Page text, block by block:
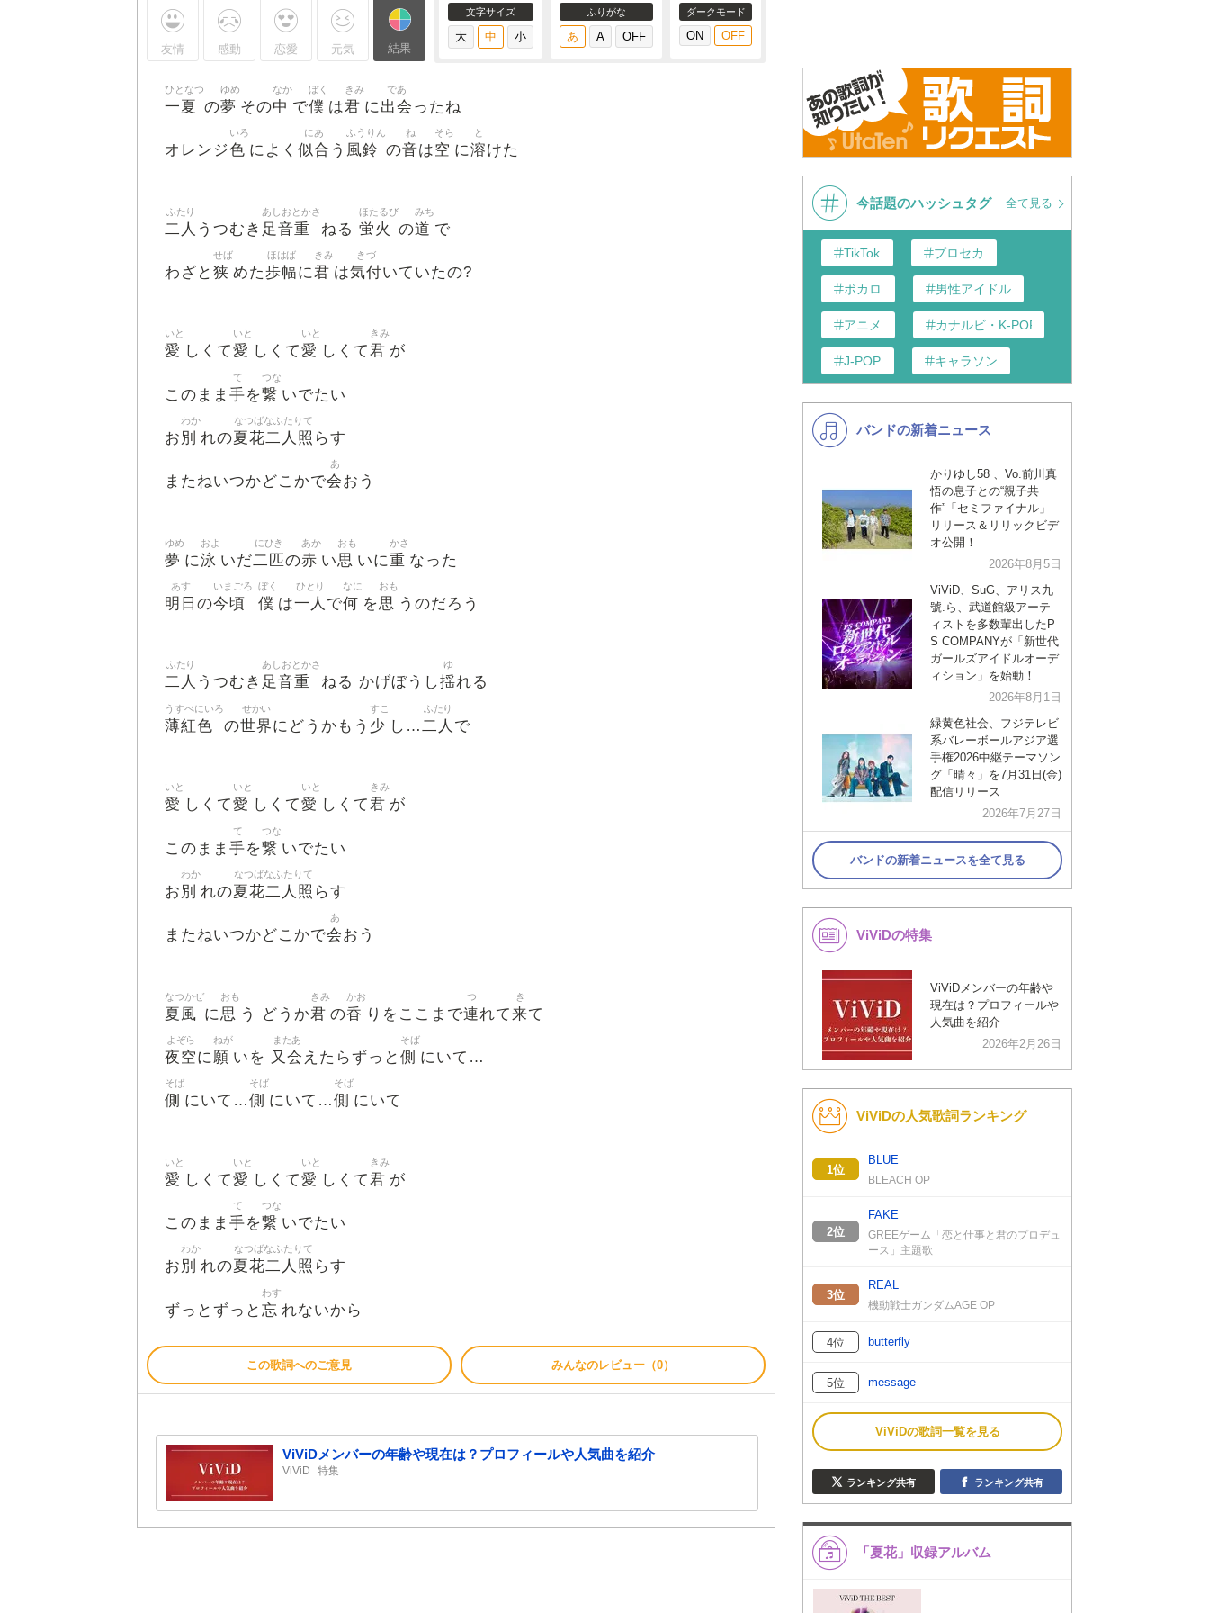
友情 感動 恋愛 元気 結果
文字サイズ ふりがな ダークモード
一夏
ひとなつ
の夢
ゆめ
その中
なか
で僕
ぼく
は君
きみ
に出会
であ
ったね
オレンジ色
いろ
によく 似合
にあ
う 風鈴
ふうりん
の音
ね
は空
そら
に溶
と
けた
二人
ふたり
うつむき 足音重
あしおとかさ
ねる 蛍火
ほたるび
の道
みち
で
わざと 狭
せば
めた歩幅
ほはば
に君
きみ
は気付
きづ
いていたの?
愛
いと
しくて愛
いと
しくて愛
いと
しくて君
きみ
が
このまま 手
て
を繋
つな
いでたい
お 別
わか
れの夏花二人照
なつばなふたりて
らす
またねいつかどこかで会
あ
おう
夢
ゆめ
に泳
およ
いだ二匹
にひき
の赤
あか
い思
おも
いに重
かさ
なった
明日
あす
の今頃
いまごろ
僕
ぼく
は一人
ひとり
で何
なに
を思
おも
うのだろう
二人
ふたり
うつむき 足音重
あしおとかさ
ねる かげぼうし揺
ゆ
れる
薄紅色
うすべにいろ
の世界
せかい
にどうかもう 少
すこ
し…二人
ふたり
で
愛
いと
しくて愛
いと
しくて愛
いと
しくて君
きみ
が
このまま 手
て
を繋
つな
いでたい
お 別
わか
れの夏花二人照
なつばなふたりて
らす
またねいつかどこかで会
あ
おう
夏風
なつかぜ
に思
おも
う どうか君
きみ
の香
かお
りをここまで連
つ
れて来
き
て
夜空
よぞら
に願
ねが
いを 又会
またあ
えたらずっと 側
そば
にいて…
側
そば
にいて…側
そば
にいて…側
そば
にいて
愛
いと
しくて愛
いと
しくて愛
いと
しくて君
きみ
が
このまま 手
て
を繋
つな
いでたい
お 別
わか
れの夏花二人照
なつばなふたりて
らす
ずっとずっと 忘
わす
れないから
この歌詞へのご意見 みんなのレビュー（0）
ViViDメンバーの年齢や現在は？プロフィールや人気曲を紹介
ViViD 特集
今話題のハッシュタグ 全て見る
TikTok プロセカ
ボカロ 男性アイドル
アニメ カナルビ・K-POP和訳
J-POP キャラソン
K-POP 洋楽
演歌・歌謡
VTuber ジャニーズ
バンドの新着ニュース
かりゆし58 、Vo.前川真
悟の息子との“親子共
作”「セミファイナル」
リリース＆リリックビデ
オ公開！
2026年8月5日
ViViD、SuG、アリス九
號.ら、武道館級アーテ
ィストを多数輩出したP
S COMPANYが「新世代
ガールズアイドルオーデ
ィション」を始動！
2026年8月1日
緑黄色社会、フジテレビ
系バレーボールアジア選
手権2026中継テーマソン
グ「晴々」を7月31日(金)
配信リリース
2026年7月27日
バンドの新着ニュースを全て見る
ViViDの特集
ViViDメンバーの年齢や
現在は？プロフィールや
人気曲を紹介
2026年2月26日
ViViDの人気歌詞ランキング
1位
BLUE
BLEACH OP
2位
FAKE
GREEゲーム「恋と仕事と君のプロデュ
ース」主題歌
3位
REAL
機動戦士ガンダムAGE OP
4位 butterfly
5位 message
ViViDの歌詞一覧を見る
ランキング共有 ランキング共有
「夏花」収録アルバム